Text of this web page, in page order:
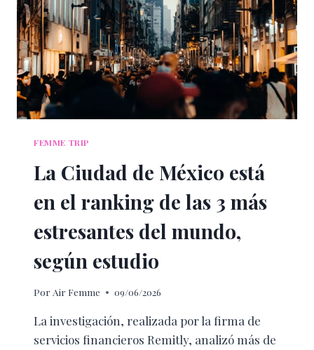
PODRÁS
VER
LOS
PARTIDOS
FEMME TRIP
La Ciudad de México está
en el ranking de las 3 más
estresantes del mundo,
según estudio
Por Air Femme 09/06/2026
La investigación, realizada por la firma de
servicios financieros Remitly, analizó más de